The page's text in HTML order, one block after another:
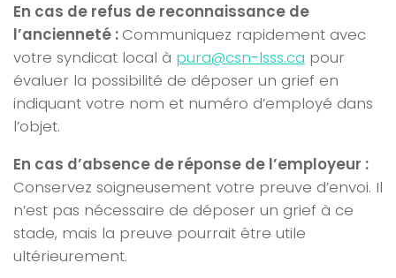
En cas de refus de reconnaissance de
l’ancienneté :Communiquez rapidement avec
votre syndicat local à pura@csn-lsss.ca pour
évaluer la possibilité de déposer un grief en
indiquant votre nom et numéro d’employé dans
l’objet.
En cas d’absence de réponse de l’employeur :
Conservez soigneusement votre preuve d’envoi. Il
n’est pas nécessaire de déposer un grief à ce
stade, mais la preuve pourrait être utile
ultérieurement.